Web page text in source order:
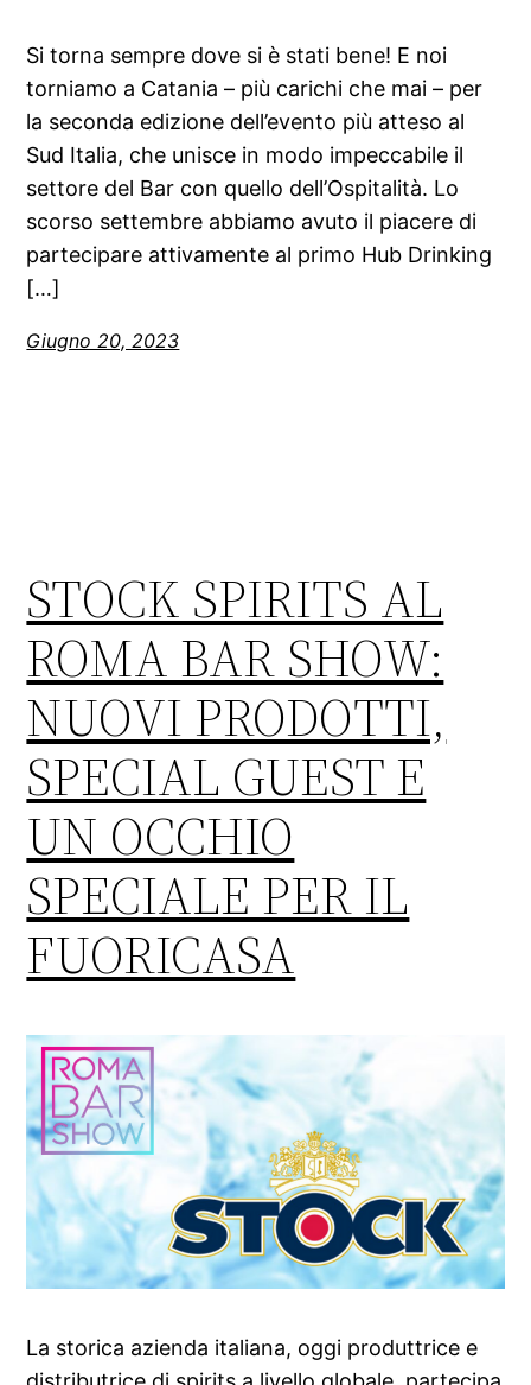
Si torna sempre dove si è stati bene! E noi
torniamo a Catania – più carichi che mai – per
la seconda edizione dell’evento più atteso al
Sud Italia, che unisce in modo impeccabile il
settore del Bar con quello dell’Ospitalità. Lo
scorso settembre abbiamo avuto il piacere di
partecipare attivamente al primo Hub Drinking
[…]
Giugno 20, 2023
STOCK SPIRITS AL
ROMA BAR SHOW:
NUOVI PRODOTTI,
SPECIAL GUEST E
UN OCCHIO
SPECIALE PER IL
FUORICASA
La storica azienda italiana, oggi produttrice e